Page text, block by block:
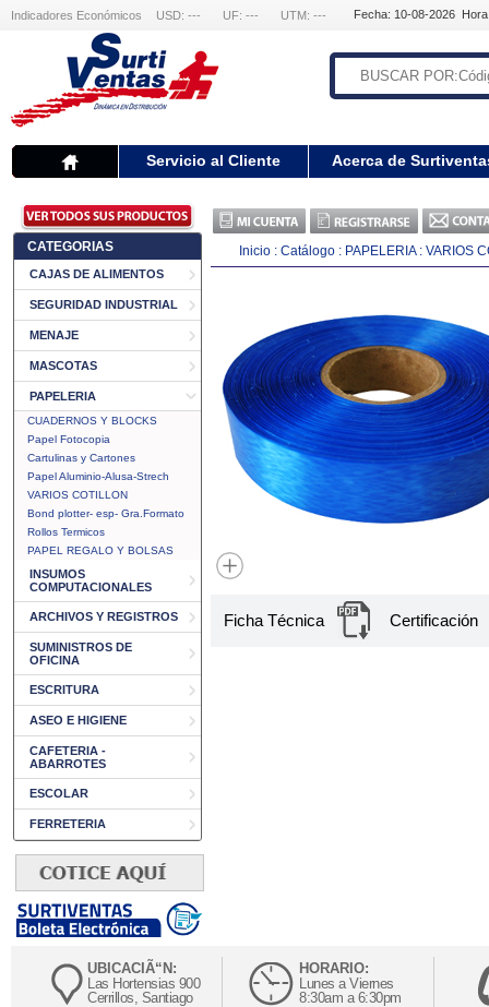
Indicadores Económicos USD: --- UF: --- UTM: --- Fecha: 10-08-2026
Servicio al Cliente Acerca de
CATEGORIAS
CAJAS DE ALIMENTOS
SEGURIDAD INDUSTRIAL
MENAJE
MASCOTAS
PAPELERIA
CUADERNOS Y BLOCKS
Papel Fotocopia
Cartulinas y Cartones
Papel Aluminio-Alusa-Strech
VARIOS COTILLON
Bond plotter- esp- Gra.Formato
Rollos Termicos
PAPEL REGALO Y BOLSAS
INSUMOS
COMPUTACIONALES
ARCHIVOS Y REGISTROS
SUMINISTROS DE
OFICINA
ESCRITURA
ASEO E HIGIENE
CAFETERIA -
ABARROTES
ESCOLAR
FERRETERIA
Inicio : Catálogo : PAPELERIA: VARIOS
Ficha Técnica Certificación
UBICACIÃ“N:
Las Hortensias 900
Cerrillos, Santiago
HORARIO:
Lunes a Viernes
8:30am a 6:30pm